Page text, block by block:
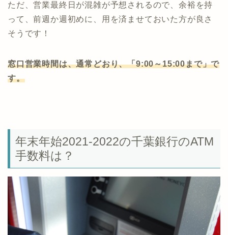
ただ、営業最終日が混雑が予想されるので、余裕を持
って、前週か週初めに、用を済ませておいた方が良さ
そうです！
窓口営業時間は、通常どおり、「9:00～15:00まで」で
す。
年末年始2021-2022の千葉銀行のATM
手数料は？